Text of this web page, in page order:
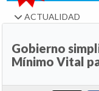
ACTUALIDAD
Gobierno
Mínimo Vital